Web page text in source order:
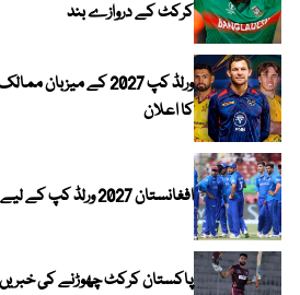
کرکٹ کے دروازے بند
ورلڈ کپ 2027 کے
کا اعلان
افغانستان 2027 ورلڈ کپ کے لیے کوالیفائی کرگیا
پاکستان کرکٹ چھوڑنے کی